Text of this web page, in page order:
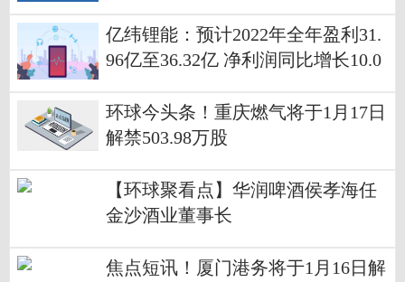
亿纬锂能：预计2022年全年盈利31.
96亿至36.32亿 净利润同比增长10.0
环球今头条！重庆燃气将于1月17日
解禁503.98万股
【环球聚看点】华润啤酒侯孝海任
金沙酒业董事长
焦点短讯！厦门港务将于1月16日解